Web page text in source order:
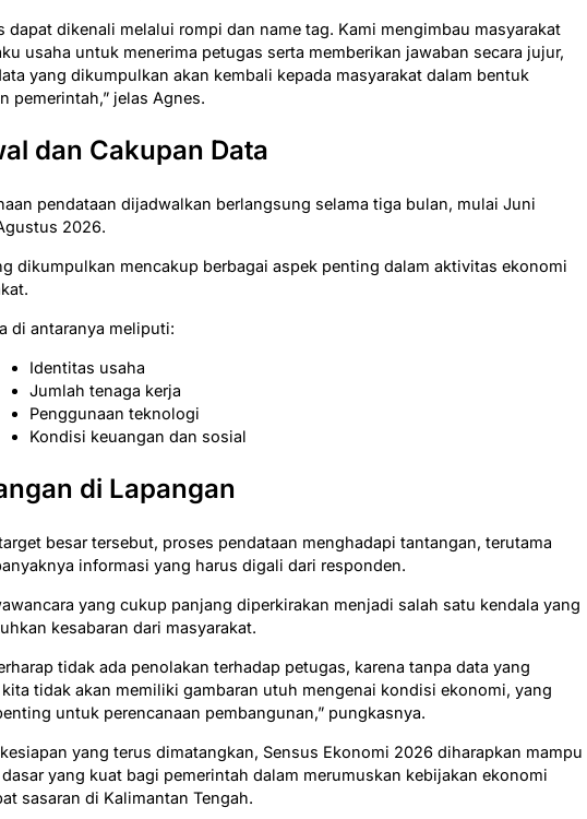
dapat dikenali melalui rompi dan name tag. Kami mengimbau masyarakat
usaha untuk menerima petugas serta memberikan jawaban secara jujur,
yang dikumpulkan akan kembali kepada masyarakat dalam bentuk
pemerintah,” jelas Agnes.
dan Cakupan Data
pendataan dijadwalkan berlangsung selama tiga bulan, mulai Juni
2026.
dikumpulkan mencakup berbagai aspek penting dalam aktivitas ekonomi
di antaranya meliputi:
Identitas usaha
Jumlah tenaga kerja
Penggunaan teknologi
Kondisi keuangan dan sosial
di Lapangan
besar tersebut, proses pendataan menghadapi tantangan, terutama
informasi yang harus digali dari responden.
yang cukup panjang diperkirakan menjadi salah satu kendala yang
kesabaran dari masyarakat.
tidak ada penolakan terhadap petugas, karena tanpa data yang
tidak akan memiliki gambaran utuh mengenai kondisi ekonomi, yang
untuk perencanaan pembangunan,” pungkasnya.
yang terus dimatangkan, Sensus Ekonomi 2026 diharapkan mampu
yang kuat bagi pemerintah dalam merumuskan kebijakan ekonomi
sasaran di Kalimantan Tengah.